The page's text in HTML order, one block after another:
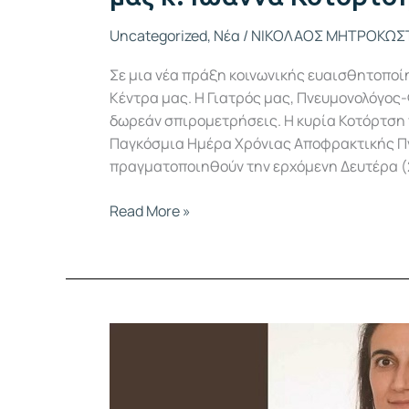
Uncategorized, Νέα / ΝΙΚΟΛΑΟΣ
Σε μια νέα πράξη κοινωνικής
Κέντρα μας. Η Γιατρός μας,
δωρεάν σπιρομετρήσεις. Η κυρία
Παγκόσμια Ημέρα Χρόνιας Αποφρακτικής
πραγματοποιηθούν την ερχόμενη Δευτέρα
Read More »